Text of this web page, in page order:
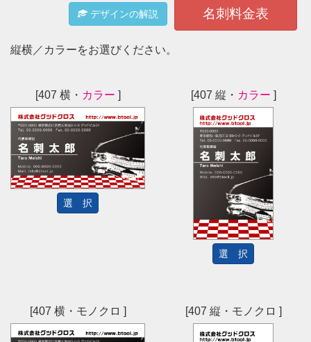
デザインの解説 名刺料金表
縦横／カラーをお選びください。
[407 横・ カラー ]
選 択
[407 縦・ カラー ]
選 択
[407 横・モノクロ ] [407 縦・モノクロ ]